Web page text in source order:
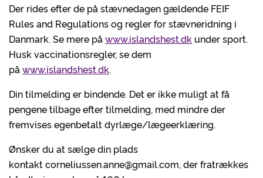
Der rides efter de på stævnedagen gældende FEIF
Rules and Regulations og regler for stævneridning i
Danmark. Se mere på www.islandshest.dk under sport.
Husk vaccinationsregler, se dem
på www.islandshest.dk.
Din tilmelding er bindende. Det er ikke muligt at få
pengene tilbage efter tilmelding, med mindre der
fremvises egenbetalt dyrlæge/lægeerklæring.
Ønsker du at sælge din plads
kontakt corneliussen.anne@gmail.com, der fratrækkes